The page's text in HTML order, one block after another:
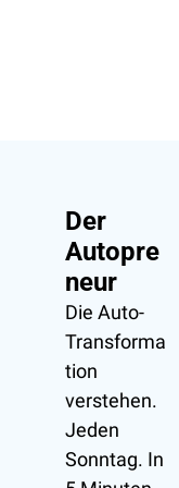
Der
Autopre
neur
Die Auto-
Transforma
tion
verstehen.
Jeden
Sonntag. In